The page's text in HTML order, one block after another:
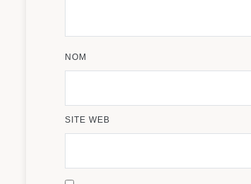
NOM
SITE WEB